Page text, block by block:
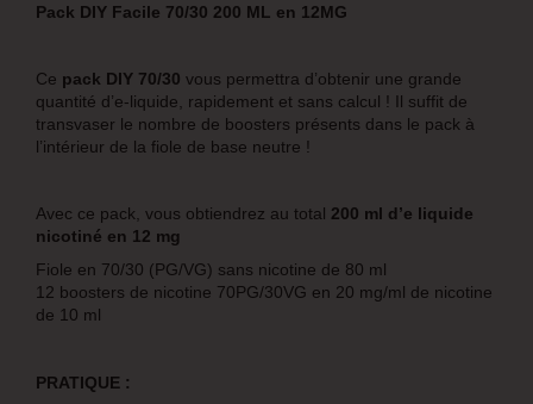
Pack DIY Facile 70/30 200 ML en 12MG
Ce pack DIY 70/30 vous permettra d’obtenir une grande
quantité d’e-liquide, rapidement et sans calcul ! Il suffit de
transvaser le nombre de boosters présents dans le pack à
l’intérieur de la fiole de base neutre !
Avec ce pack, vous obtiendrez au total 200 ml d’e liquide
nicotiné en 12 mg
Fiole en 70/30 (PG/VG) sans nicotine de 80 ml
12 boosters de nicotine 70PG/30VG en 20 mg/ml de nicotine
de 10 ml
PRATIQUE :